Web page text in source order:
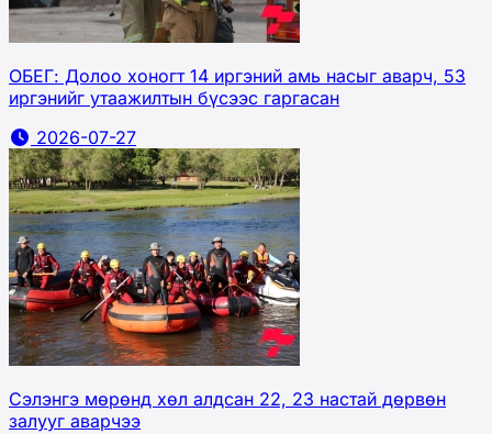
ОБЕГ: Долоо хоногт 14 иргэний амь насыг аварч, 53
иргэнийг утаажилтын бүсээс гаргасан
2026-07-27
Сэлэнгэ мөрөнд хөл алдсан 22, 23 настай дөрвөн
залууг аварчээ